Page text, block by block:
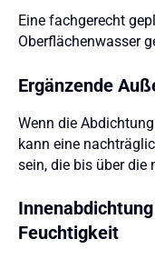
Eine fachgerecht
Oberflächenwasser
Ergänzende
Wenn die
kann eine
sein, die bis über die
Feuchtigkeit